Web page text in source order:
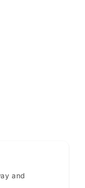
and